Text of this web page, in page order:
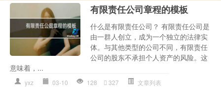
有限责任公司章程的模板
什么是有限责任公司？ 有限责任公司是
由一群人创立，成为一个独立的法律实
体。与其他类型的公司不同，有限责任
公司的股东不承担个人资产的风险。这
意味着，...
yxz 03-10 128 327 文章列表